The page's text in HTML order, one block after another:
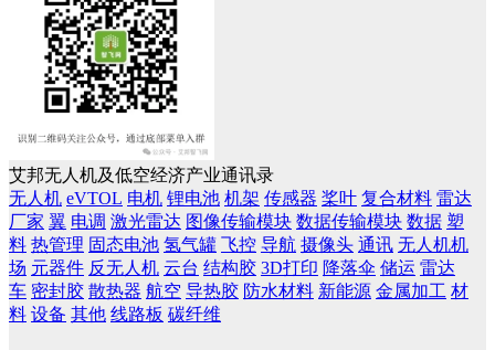
艾邦无人机及低空经济产业通讯录
无人机 eVTOL 电机 锂电池 机架 传感器 桨叶 复合材料 雷达
厂家 翼 电调 激光雷达 图像传输模块 数据传输模块 数据 塑
料 热管理 固态电池 氢气罐 飞控 导航 摄像头 通讯 无人机机
场 元器件 反无人机 云台 结构胶 3D打印 降落伞 储运 雷达
车 密封胶 散热器 航空 导热胶 防水材料 新能源 金属加工 材
料 设备 其他 线路板 碳纤维